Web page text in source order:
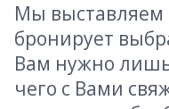
Мы выставляем
бронирует
Вам нужно
чего с Вами